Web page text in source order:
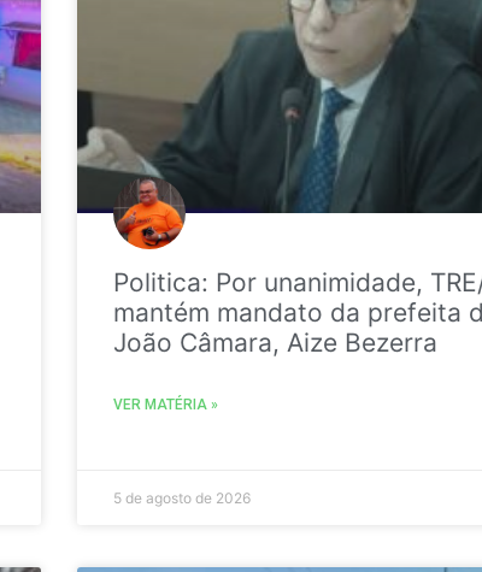
Politica: Por unanimidade,
mantém mandato da prefeita
João Câmara, Aize Bezerra
VER MATÉRIA »
5 de agosto de 2026